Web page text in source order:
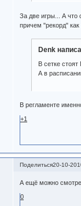
За две игры... А что
причем "рекорд"
Denk
В сетке стоят
А в
В регламенте
+1
Поделиться20-10-
А ещё можно
0